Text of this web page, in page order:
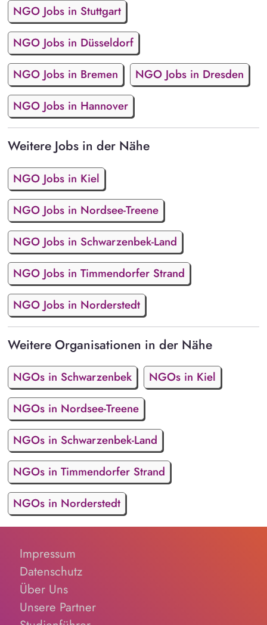
NGO Jobs in Stuttgart
NGO Jobs in Düsseldorf
NGO Jobs in Bremen
NGO Jobs in Dresden
NGO Jobs in Hannover
Weitere Jobs in der Nähe
NGO Jobs in Kiel
NGO Jobs in Nordsee-Treene
NGO Jobs in Schwarzenbek-Land
NGO Jobs in Timmendorfer Strand
NGO Jobs in Norderstedt
Weitere Organisationen in der Nähe
NGOs in Schwarzenbek
NGOs in Kiel
NGOs in Nordsee-Treene
NGOs in Schwarzenbek-Land
NGOs in Timmendorfer Strand
NGOs in Norderstedt
Impressum
Datenschutz
Über Uns
Unsere Partner